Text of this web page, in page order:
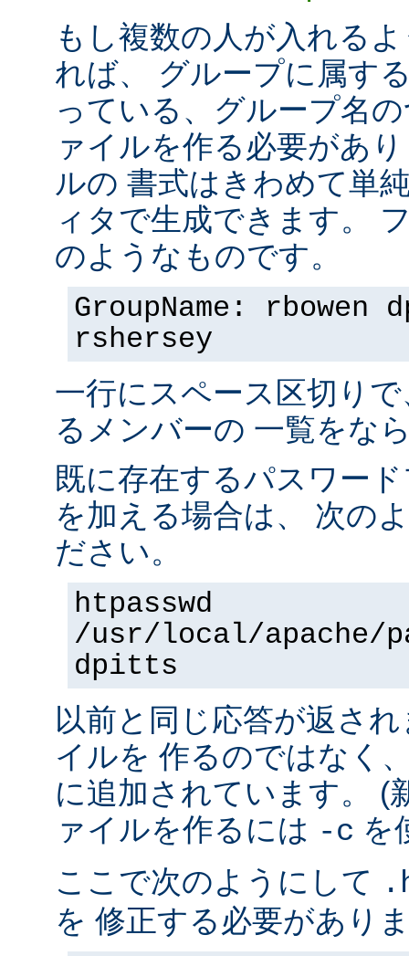
もし複数の人が入れる
れば、 グループに属す
っている、グループ名
ァイルを作る必要があ
ルの 書式はきわめて単
ィタで生成できます。
のようなものです。
GroupName: rbowen
rshersey
一行にスペース区切り
るメンバーの 一覧をな
既に存在するパスワー
を加える場合は、 次の
ださい。
htpasswd
/usr/local/apache/
dpitts
以前と同じ応答が返さ
イルを 作るのではなく
に追加されています。 (
ァイルを作るには -c を
ここで次のようにして
を 修正する必要があり